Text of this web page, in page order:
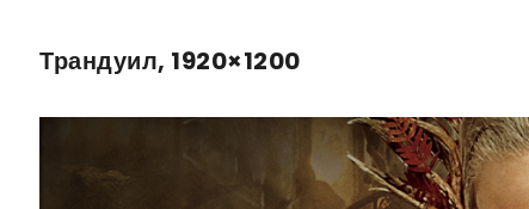
Трандуил, 1920×1200